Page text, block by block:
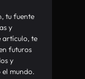
tu fuente
y
artículo, te
futuros
y
mundo.